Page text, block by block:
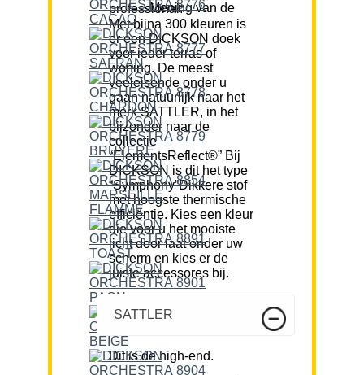
Mening van de professional:
Met bijna 300 kleuren is
er een DICKSON doek
voor ieder terras of
woning. De meest
veeleisende onder u
gaan natuurlijk naar het
merk SATTLER, in het
bijzonder naar de
collectie
“ElementsReflect®” Bij
DICKSON is dit het type
“Symphony”Dikkere stof
met hoogste thermische
efficiëntie. Kies een kleur
die voor u het mooiste
licht door laat onder uw
scherm en kies er de
juiste accessores bij.
SATTLER
Dit is de high-end.